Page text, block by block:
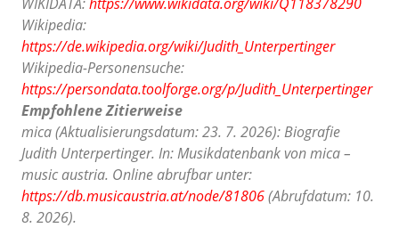
Wikipedia:
https://de.wikipedia.org/wiki/Judith_Unterpertinger
Wikipedia-Personensuche:
https://persondata.toolforge.org/p/Judith_Unterpertinger
Empfohlene Zitierweise
mica (Aktualisierungsdatum: 23. 7. 2026): Biografie
Judith Unterpertinger. In: Musikdatenbank von mica –
music austria. Online abrufbar unter:
https://db.musicaustria.at/node/81806(Abrufdatum: 10.
8. 2026).